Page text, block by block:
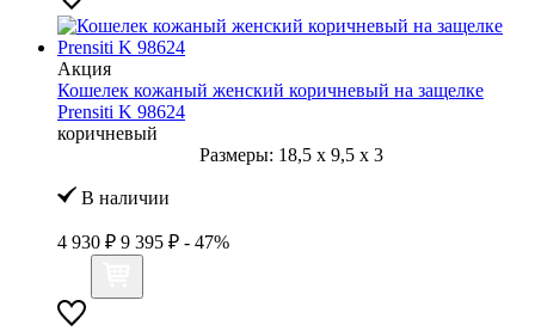
Акция
Кошелек кожаный женский коричневый на защелке
Prensiti K 98624
коричневый
Размеры: 18,5 x 9,5 x 3
В наличии
4 930 ₽ 9 395 ₽ - 47%